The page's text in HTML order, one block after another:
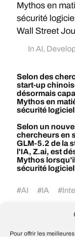
Pour offrir les
Mythos en
sécurité
Wall Street
In AI,
Selon des
start-up
désormais
Mythos en
sécurité
Selon un
chercheurs en
GLM-5.2 de la
l'IA, Z.ai, est
Mythos
sécurité
#AI #IA #